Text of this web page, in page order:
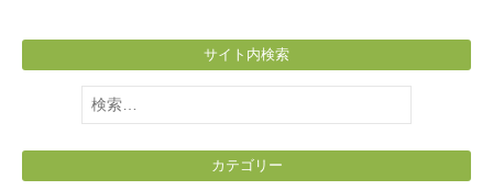
サイト内検索
検
索:
カテゴリー